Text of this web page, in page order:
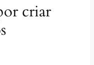
criar